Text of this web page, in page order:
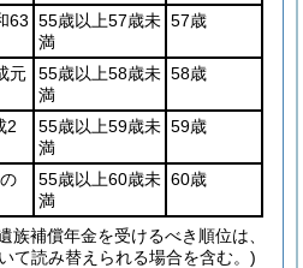
63 55歳以上57歳未
満
57歳
元
55歳以上58歳未
満
58歳
2
55歳以上59歳未
満
59歳
55歳以上60歳未
満
60歳
族補償年金を受けるべき順位は、
て読み替えられる場合を含む。)